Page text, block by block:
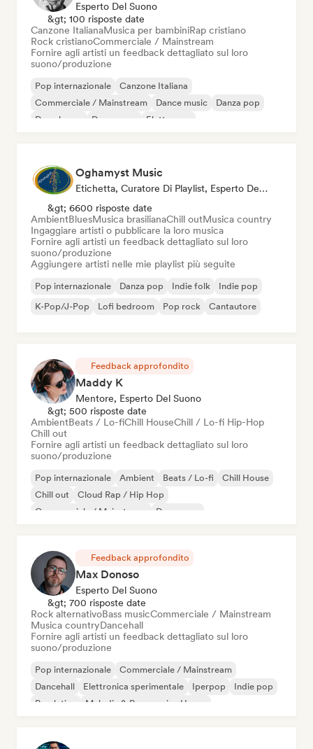
Esperto Del Suono
&gt; 100 risposte date
Canzone ItalianaMusica per bambiniRap cristiano
Rock cristianoCommerciale / Mainstream
Fornire agli artisti un feedback dettagliato sul loro
suono/produzione
Pop internazionale
Canzone Italiana
Commerciale / Mainstream
Dance music
Danza pop
Deep house
Dream pop Elettropop
Oghamyst Music
Etichetta, Curatore Di Playlist, Esperto Del Suono
&gt; 6600 risposte date
AmbientBluesMusica brasilianaChill outMusica country
Ingaggiare artisti o pubblicare la loro musica
Fornire agli artisti un feedback dettagliato sul loro
suono/produzione
Aggiungere artisti nelle mie playlist più seguite
Pop internazionale Danza pop Indie folk
Indie pop
K-Pop/J-Pop
Lofi bedroom Pop rock Cantautore
Feedback approfondito
Maddy K
Mentore, Esperto Del Suono
&gt; 500 risposte date
AmbientBeats / Lo-fiChill HouseChill / Lo-fi Hip-Hop
Chill out
Fornire agli artisti un feedback dettagliato sul loro
suono/produzione
Pop internazionale Ambient Beats / Lo-fi
Chill House
Chill out
Cloud Rap / Hip Hop
Commerciale / Mainstream
Danza pop
Feedback approfondito
Max Donoso
Esperto Del Suono
&gt; 700 risposte date
Rock alternativoBass musicCommerciale / Mainstream
Musica countryDancehall
Fornire agli artisti un feedback dettagliato sul loro
suono/produzione
Pop internazionale
Commerciale / Mainstream
Dancehall
Elettronica sperimentale Iperpop
Indie pop
Pop latino
Melodic & Progressive House